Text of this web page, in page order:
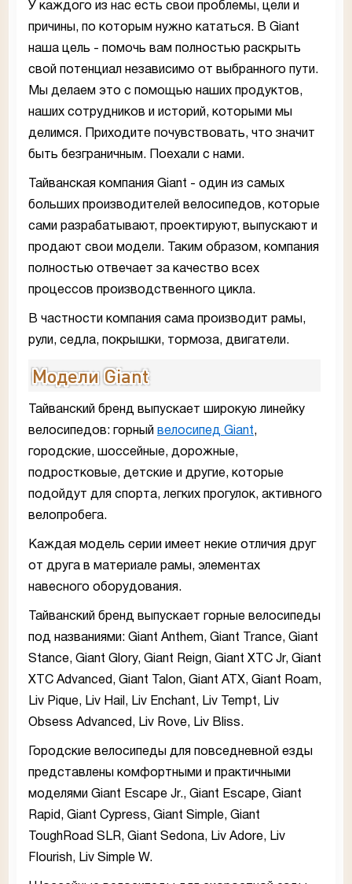
У каждого из нас есть свои проблемы, цели и
причины, по которым нужно кататься. В Giant
наша цель - помочь вам полностью раскрыть
свой потенциал независимо от выбранного пути.
Мы делаем это с помощью наших продуктов,
наших сотрудников и историй, которыми мы
делимся. Приходите почувствовать, что значит
быть безграничным. Поехали с нами.
Тайванская компания Giant - один из самых
больших производителей велосипедов, которые
сами разрабатывают, проектируют, выпускают и
продают свои модели. Таким образом, компания
полностью отвечает за качество всех
процессов производственного цикла.
В частности компания сама производит рамы,
рули, седла, покрышки, тормоза, двигатели.
Модели Giant
Тайванский бренд выпускает широкую линейку
велосипедов: горный велосипед Giant,
городские, шоссейные, дорожные,
подростковые, детские и другие, которые
подойдут для спорта, легких прогулок, активного
велопробега.
Каждая модель серии имеет некие отличия друг
от друга в материале рамы, элементах
навесного оборудования.
Тайванский бренд выпускает горные велосипеды
под названиями: Giant Anthem, Giant Trance, Giant
Stance, Giant Glory, Giant Reign, Giant XTC Jr, Giant
XTC Advanced, Giant Talon, Giant ATX, Giant Roam,
Liv Pique, Liv Hail, Liv Enchant, Liv Tempt, Liv
Obsess Advanced, Liv Rove, Liv Bliss.
Городские велосипеды для повседневной езды
представлены комфортными и практичными
моделями Giant Escape Jr., Giant Escape, Giant
Rapid, Giant Cypress, Giant Simple, Giant
ToughRoad SLR, Giant Sedona, Liv Adore, Liv
Flourish, Liv Simple W.